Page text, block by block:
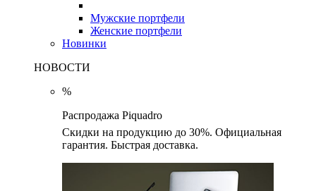
Мужские портфели
Женские портфели
Новинки
НОВОСТИ
%
Распродажа Piquadro
Скидки на продукцию до 30%. Официальная
гарантия. Быстрая доставка.